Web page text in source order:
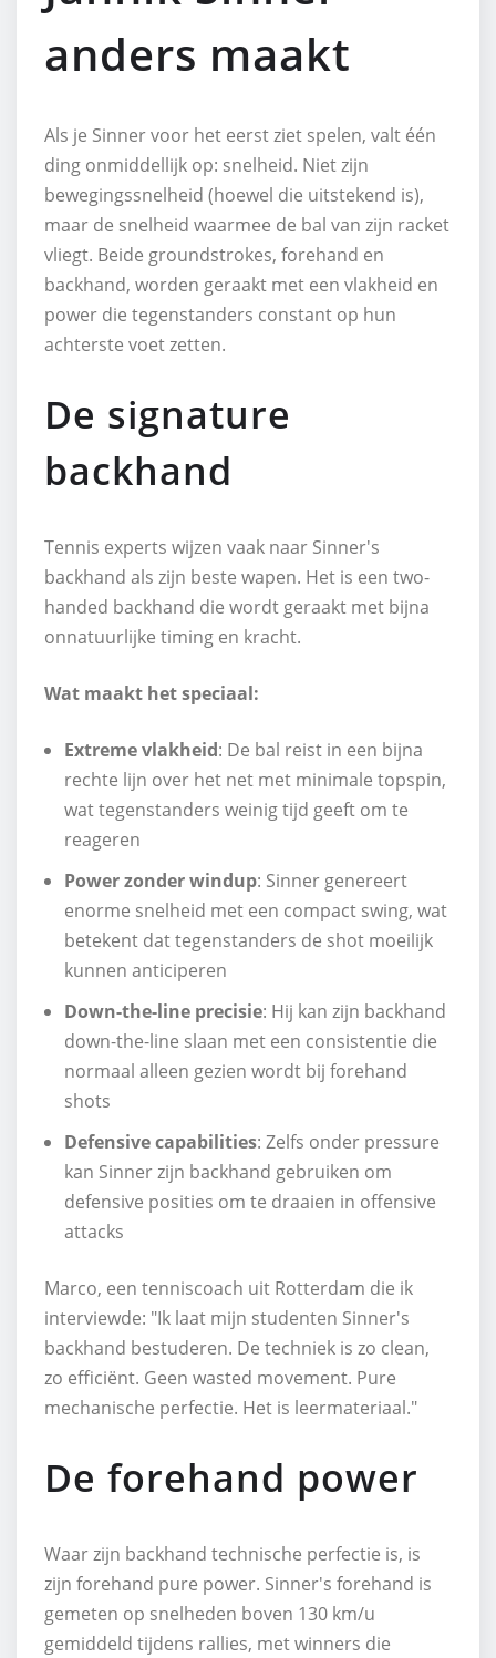
anders maakt
Als je Sinner voor het eerst ziet spelen, valt één
ding onmiddellijk op: snelheid. Niet zijn
bewegingssnelheid (hoewel die uitstekend is),
maar de snelheid waarmee de bal van zijn racket
vliegt. Beide groundstrokes, forehand en
backhand, worden geraakt met een vlakheid en
power die tegenstanders constant op hun
achterste voet zetten.
De signature
backhand
Tennis experts wijzen vaak naar Sinner's
backhand als zijn beste wapen. Het is een two-
handed backhand die wordt geraakt met bijna
onnatuurlijke timing en kracht.
Wat maakt het speciaal:
Extreme vlakheid: De bal reist in een bijna
rechte lijn over het net met minimale topspin,
wat tegenstanders weinig tijd geeft om te
reageren
Power zonder windup: Sinner genereert
enorme snelheid met een compact swing, wat
betekent dat tegenstanders de shot moeilijk
kunnen anticiperen
Down-the-line precisie: Hij kan zijn backhand
down-the-line slaan met een consistentie die
normaal alleen gezien wordt bij forehand
shots
Defensive capabilities: Zelfs onder pressure
kan Sinner zijn backhand gebruiken om
defensive posities om te draaien in offensive
attacks
Marco, een tenniscoach uit Rotterdam die ik
interviewde: "Ik laat mijn studenten Sinner's
backhand bestuderen. De techniek is zo clean,
zo efficiënt. Geen wasted movement. Pure
mechanische perfectie. Het is leermateriaal."
De forehand power
Waar zijn backhand technische perfectie is, is
zijn forehand pure power. Sinner's forehand is
gemeten op snelheden boven 130 km/u
gemiddeld tijdens rallies, met winners die